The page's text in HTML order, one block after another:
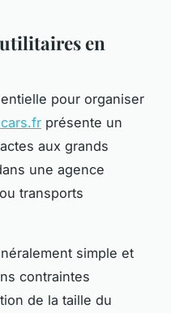
en
pour organiser
présente un
aux grands
une agence
transports
simple et
contraintes
de la taille du